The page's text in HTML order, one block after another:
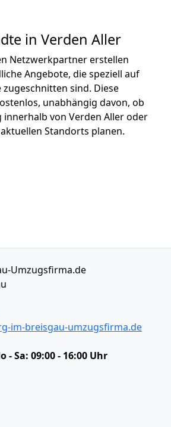
in Verden Aller
Netzwerkpartner erstellen
Angebote, die speziell auf
sind. Diese
unabhängig davon, ob
innerhalb von Verden Aller oder
Standorts planen.
Umzugsfirma.de
im-breisgau-umzugsfirma.de
- Sa: 09:00 - 16:00 Uhr